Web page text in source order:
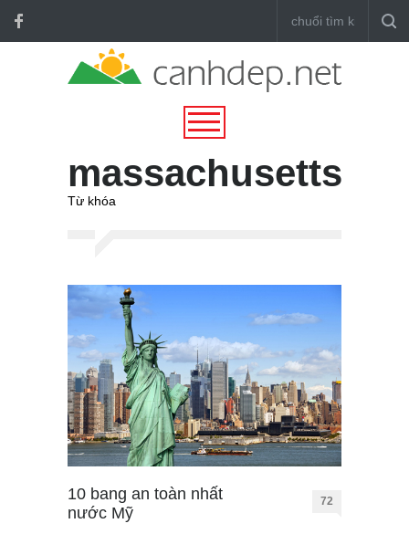
massachusetts
Từ khóa
10 bang an toàn nhất
nước Mỹ
72